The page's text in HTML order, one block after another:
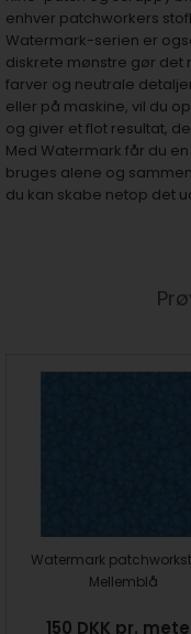
enhver patchworkers
Watermark-serien er
diskrete mønstre gør
farver og neutrale
eller på maskine, vil du
og giver et flot resultat,
Med Watermark får du
bruges alene og
du kan skabe netop det
Watermark
Mellemblå
150 DKK pr.